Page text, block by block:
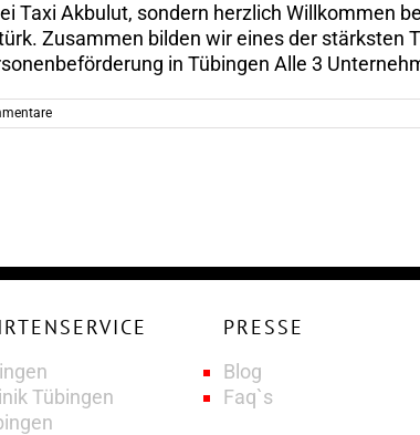
Taxi Akbulut, sondern herzlich Willkommen
Zusammen bilden wir eines der stärksten
in Tübingen Alle 3
Tübingen
PRESSE
Blog
Faq`s